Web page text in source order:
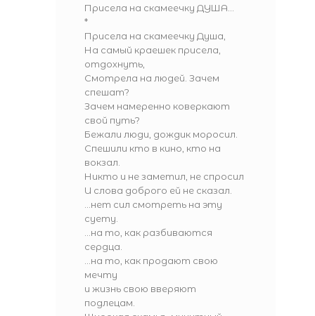
Присела на скамеечку ДУША...
*
Присела на скамеечку Душа,
На самый краешек присела,
отдохнуть,
Смотрела на людей. Зачем
спешат?
Зачем намеренно коверкают
свой путь?
Бежали люди, дождик моросил.
Спешили кто в кино, кто на
вокзал.
Никто и не заметил, не спросил
И слова доброго ей не сказал.
...нет сил смотреть на эту
суету.
...на то, как разбиваются
сердца.
...на то, как продают свою
мечту
и жизнь свою вверяют
подлецам.